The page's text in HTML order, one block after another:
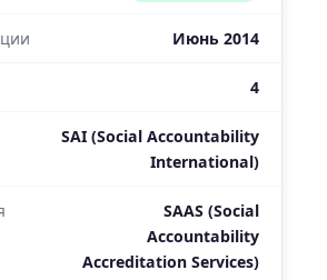
Июнь 2014
4
SAI (Social Accountability
International)
SAAS (Social
Accountability
Accreditation Services)